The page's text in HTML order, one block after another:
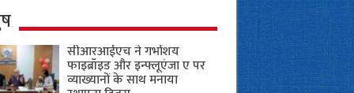
सीआरआईएच ने गर्भाशय
फाइब्रॉइड और इन्फ्लूएंजा ए पर
व्याख्यानों के साथ मनाया